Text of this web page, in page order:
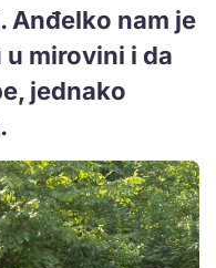
Anđelko nam je
u mirovini i da
jednako